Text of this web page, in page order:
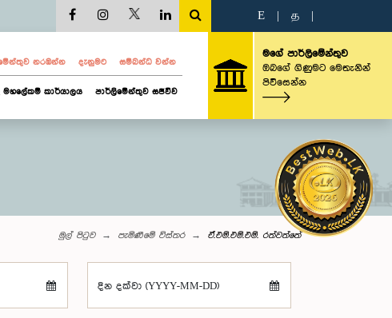
E த
නරඹන්න දැනුමට සම්බන්ධ වන්න
මහලේකම් කාර්යාලය පාර්ලිමේන්තුව සජීවීව
මගේ පාර්ලිමේන්තුව
ඔබගේ ගිණුමට මෙතැනින්
පිවිසෙන්න
මුල් පිටුව පැමිණීමේ විස්තර ඒ.එම්.එම්.එම්. රත්වත්තේ
දින දක්වා (YYYY-MM-DD)